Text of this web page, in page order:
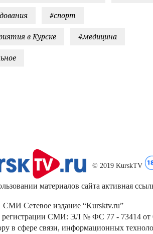
#спорт
в Курске #медицина
© 2019 KurskTV
материалов сайта активная
СМИ Сетевое издание “Kursktv.ru”
регистрации СМИ: ЭЛ № ФС 77 - 73414 от
в сфере связи, информационных